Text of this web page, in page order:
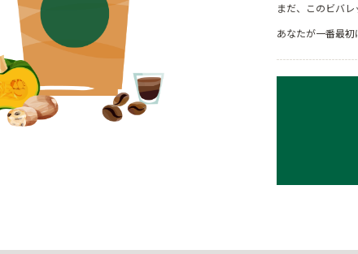
まだ、このビバレ
あなたが一番最初